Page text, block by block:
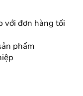
với đơn hàng tối
phẩm